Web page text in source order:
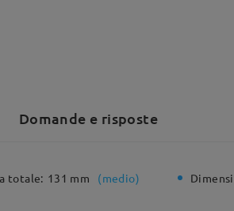
Domande e risposte
totale: 131 mm (medio)